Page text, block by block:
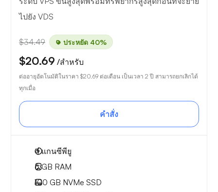
ไปยัง VDS
$34.49 ประหยัด 40%
$20.69 /สำหรับ
ต่ออายุอัตโนมัติในราคา $20.69 ต่อเดือน เป็นเวลา 2 ปี สามารถยกเลิกได้
ทุกเมื่อ
คำสั่ง
4แกนซีพียู
6 GB RAM
100 GB NVMe SSD